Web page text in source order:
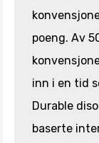
poeng. Av
inn i en tid
Durable
baserte